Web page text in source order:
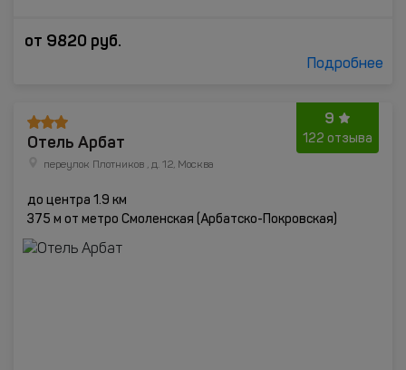
от 9820 руб.
Подробнее
9
122 отзыва
Отель Арбат
переулок Плотников , д. 12, Москва
до центра 1.9 км
375 м от метро Смоленская (Арбатско-Покровская)